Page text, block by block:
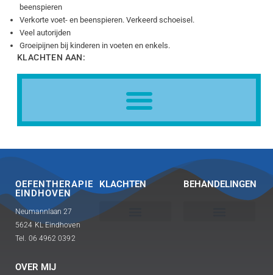
beenspieren
Verkorte voet- en beenspieren. Verkeerd schoeisel.
Veel autorijden
Groeipijnen bij kinderen in voeten en enkels.
KLACHTEN AAN:
OEFENTHERAPIE
EINDHOVEN
Neumannlaan 27
5624 KL Eindhoven
Tel. 06 4962 0392
OVER MIJ
KLACHTEN BEHANDELINGEN